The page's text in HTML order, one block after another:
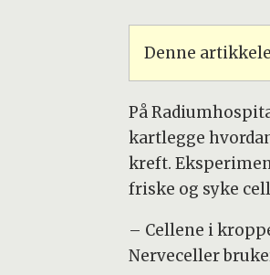
Denne
På
kartlegge
kreft.
friske og syke
– Cellene i
Nerveceller